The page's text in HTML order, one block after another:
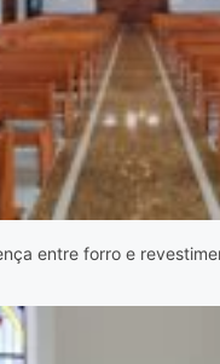
entre forro e